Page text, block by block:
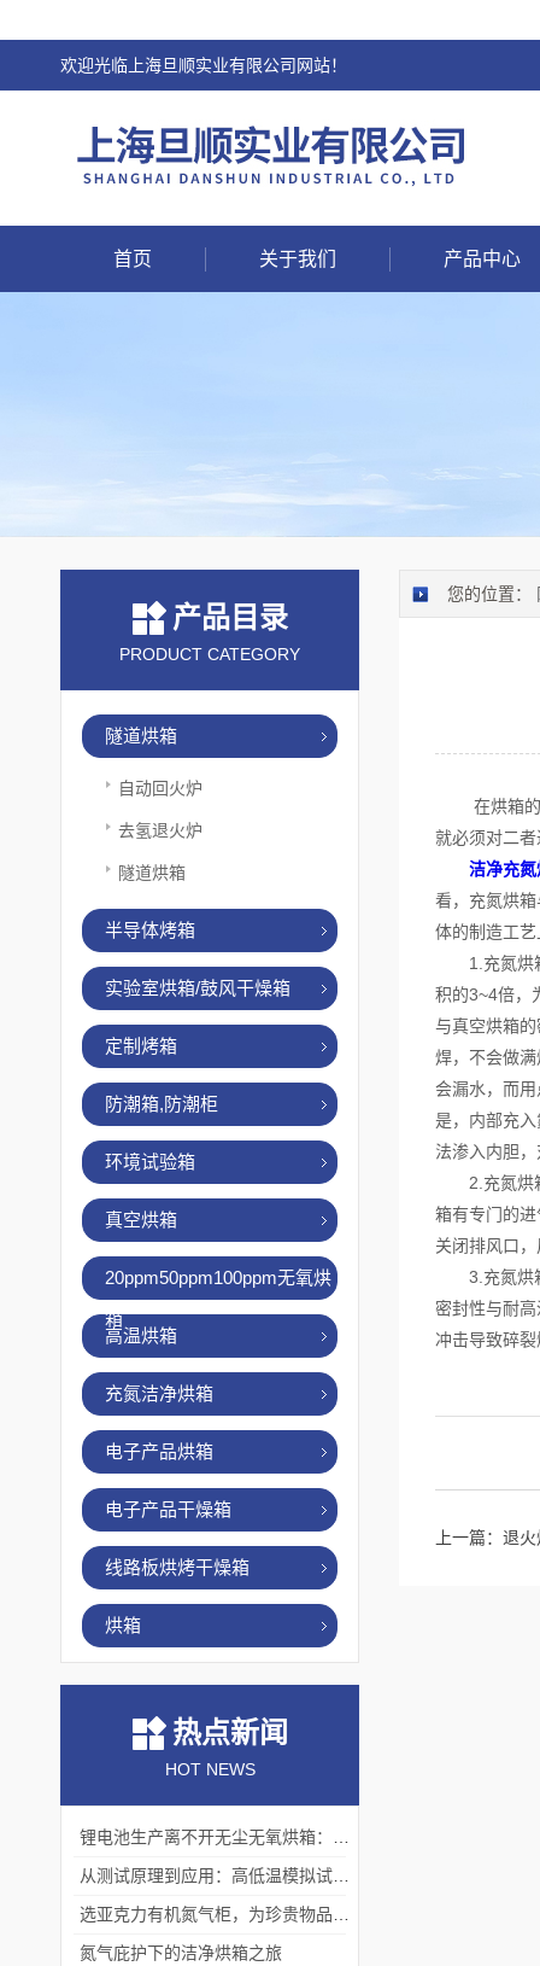
欢迎光临上海旦顺实业有限公司网站！
首页 关于我们 产品中心
产品目录
PRODUCT CATEGORY
隧道烘箱
自动回火炉
去氢退火炉
隧道烘箱
半导体烤箱
实验室烘箱/鼓风干燥箱
定制烤箱
防潮箱,防潮柜
环境试验箱
真空烘箱
20ppm50ppm100ppm无氧烘
箱
高温烘箱
充氮洁净烘箱
电子产品烘箱
电子产品干燥箱
线路板烘烤干燥箱
烘箱
热点新闻
HOT NEWS
氮气庇护下的洁净烘箱之旅
您的位置：
在烘箱的使
就必须对二
洁净充氮
看，充氮烘
体的制造工
1.充氮烘箱
积的3~4倍，
与真空烘箱
焊，不会做
会漏水，而
是，内部充
法渗入内胆
2.充氮烘箱
箱有专门的
关闭排风口
3.充氮烘箱
密封性与耐
冲击导致碎
上一篇： 退火